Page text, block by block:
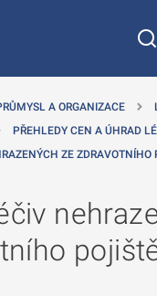
A ORGANIZACE
PŘEHLEDY CEN A ÚHRAD
ZE ZDRAVOTNÍHO